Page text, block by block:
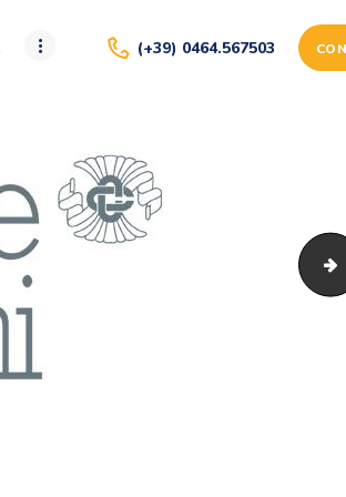
(+39) 0464.567503